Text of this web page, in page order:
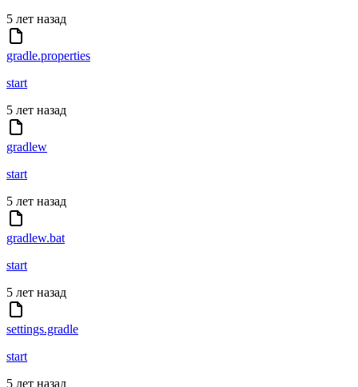
5 лет назад
gradle.properties
start
5 лет назад
gradlew
start
5 лет назад
gradlew.bat
start
5 лет назад
settings.gradle
start
5 лет назад